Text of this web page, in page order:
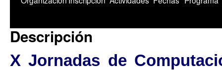
Descripción
X Jornadas de